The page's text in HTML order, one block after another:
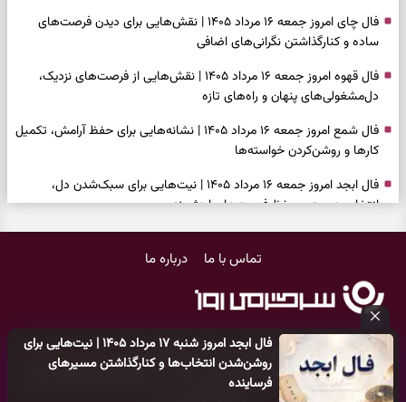
فال ابجد امروز شنبه ۱۷ مرداد ۱۴۰۵ | نیت‌هایی برای
روشن‌شدن انتخاب‌ها و کنارگذاشتن مسیرهای
فرساینده
فال چای امروز جمعه ۱۶ مرداد ۱۴۰۵ | نقش‌هایی برای دیدن فرصت‌های
ساده و کنارگذاشتن نگرانی‌های اضافی
فال قهوه امروز جمعه ۱۶ مرداد ۱۴۰۵ | نقش‌هایی از فرصت‌های نزدیک،
دل‌مشغولی‌های پنهان و راه‌های تازه
فال شمع امروز جمعه ۱۶ مرداد ۱۴۰۵ | نشانه‌هایی برای حفظ آرامش، تکمیل
کارها و روشن‌کردن خواسته‌ها
فال ابجد امروز جمعه ۱۶ مرداد ۱۴۰۵ | نیت‌هایی برای سبک‌شدن دل،
انتخاب درست و حفظ فرصت‌های ارزشمند
شنیدن ندای درون و حرکت در زمان مناسب
دیدن ارزش مسیرهای آرام
وقتی همه راه‌ها بسته شد، این دعای گشایش را بخوانید؛ ذکر معتبر برای
آسان شدن فوری کارهای سخت
تماس با ما درباره ما
کلیه حقوق مادی و معنوی این سایت متعلق بهپایگاه خبری سرگرمی روز
می‌باشد و هر گونه کپی‌برداری توسط دیگر سایت‌ها
اکیدا ممنوع می‌باشد